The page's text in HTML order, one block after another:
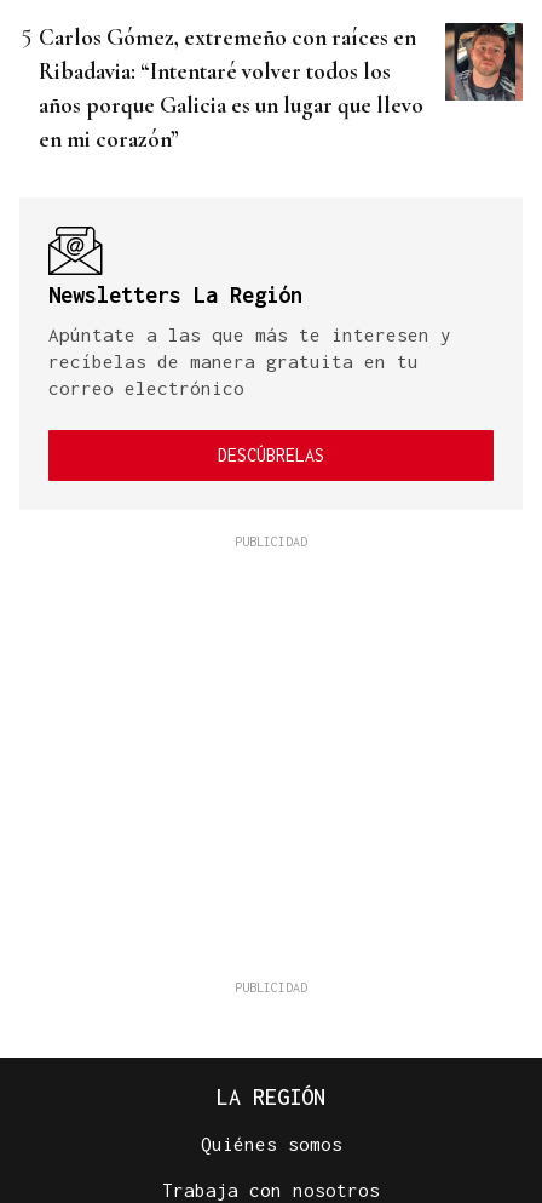
Carlos Gómez, extremeño con raíces en
Ribadavia: “Intentaré volver todos los
años porque Galicia es un lugar que llevo
en mi corazón”
Newsletters La Región
Apúntate a las que más te interesen y
recíbelas de manera gratuita en tu
correo electrónico
DESCÚBRELAS
LA REGIÓN
Quiénes somos
Trabaja con nosotros